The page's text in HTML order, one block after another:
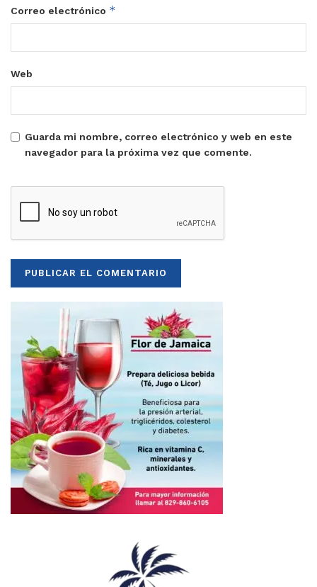
Correo electrónico *
Web
Guarda mi nombre, correo electrónico y web en este
navegador para la próxima vez que comente.